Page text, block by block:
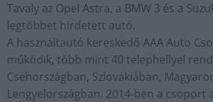
Tavaly az Opel Astra, a BMW 3 és a
legtöbbet hirdetett autó.
A használtautó kereskedő AAA Auto
működik, több mint 40 telephellyel
Csehországban, Szlovákiában,
Lengyelországban. 2014-ben a csoport